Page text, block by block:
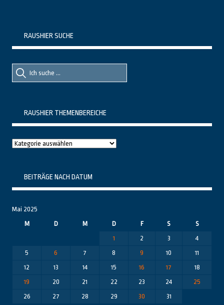
RAUSHIER SUCHE
Suche
nach::
Suche
nach:
RAUSHIER THEMENBEREICHE
Raushier
BEITRÄGE NACH DATUM
Mai 2025
M
D M D F S
S
1
2 3
4
5
6 7 8 9 10
11
12
13 14 15 16 17
18
19
20 21 22 23 24
25
26
27 28 29 30 31